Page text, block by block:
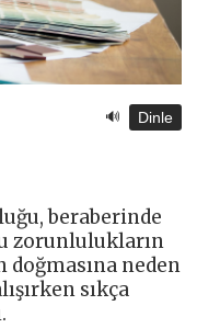
🔊 Dinle
beraberinde
zorunlulukların
neden
sıkça